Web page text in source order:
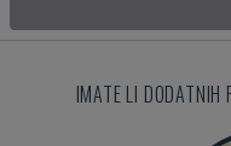
IMATE LI